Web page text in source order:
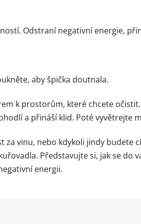
Odstraní negativní energie,
aby špička doutnala.
k prostorům, které chcete
a přináší klid. Poté vyvětrejte
za vinu, nebo kdykoli jindy budete
Představujte si, jak se do
energii.